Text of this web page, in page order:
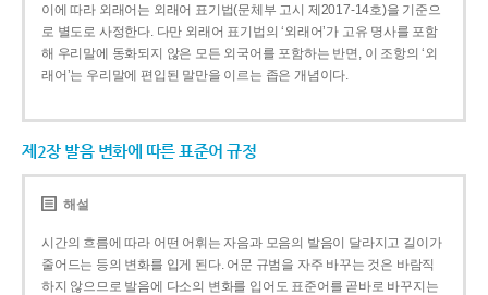
이에 따라 외래어는 외래어 표기법(문체부 고시 제2017-14호)을 기준으
로 별도로 사정한다. 다만 외래어 표기법의 ‘외래어’가 고유 명사를 포함
해 우리말에 동화되지 않은 모든 외국어를 포함하는 반면, 이 조항의 ‘외
래어’는 우리말에 편입된 말만을 이르는 좁은 개념이다.
제2장 발음 변화에 따른 표준어 규정
해설
시간의 흐름에 따라 어떤 어휘는 자음과 모음의 발음이 달라지고 길이가
줄어드는 등의 변화를 입게 된다. 어문 규범을 자주 바꾸는 것은 바람직
하지 않으므로 발음에 다소의 변화를 입어도 표준어를 곧바로 바꾸지는